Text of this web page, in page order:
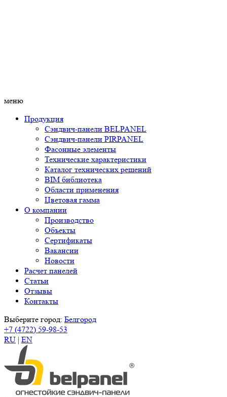
меню
Продукция
Сэндвич-панели BELPANEL
Сэндвич-панели PIRPANEL
Фасонные элементы
Технические характеристики
Каталог технических решений
BIM библиотека
Области применения
Цветовая гамма
О компании
Производство
Объекты
Сертификаты
Вакансии
Новости
Расчет панелей
Статьи
Отзывы
Контакты
Выберите город: Белгород
+7 (4722) 59-98-53
RU | EN